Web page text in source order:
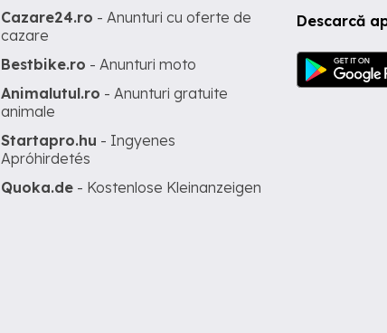
Descarcă
Cazare24.ro - Anunturi cu oferte de
cazare
Bestbike.ro - Anunturi moto
Animalutul.ro - Anunturi gratuite
animale
Startapro.hu - Ingyenes
Apróhirdetés
Quoka.de - Kostenlose Kleinanzeigen